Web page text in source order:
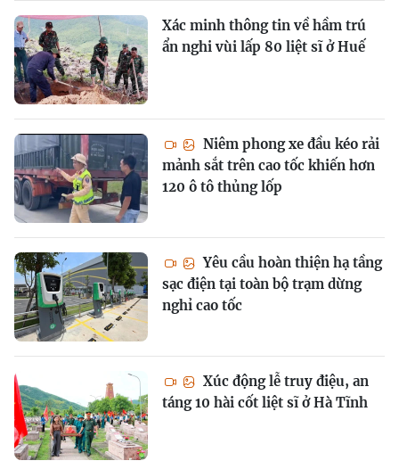
Xác minh thông tin về hầm trú
ẩn nghi vùi lấp 80 liệt sĩ ở Huế
Niêm phong xe đầu kéo rải
mảnh sắt trên cao tốc khiến hơn
120 ô tô thủng lốp
Yêu cầu hoàn thiện hạ tầng
sạc điện tại toàn bộ trạm dừng
nghỉ cao tốc
Xúc động lễ truy điệu, an
táng 10 hài cốt liệt sĩ ở Hà Tĩnh